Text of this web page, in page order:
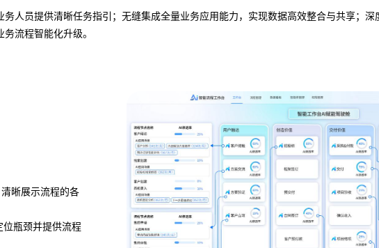
人员提供清晰任务指引；无缝集成全量业务应用能力，实现数据高效整合与共享；
流程智能化升级。
晰展示流程的各
位瓶颈并提供流程